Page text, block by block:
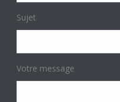
Sujet
Votre message